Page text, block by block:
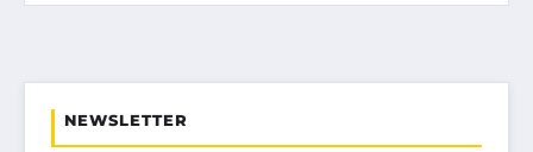
NEWSLETTER